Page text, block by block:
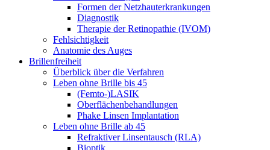
Formen der Netzhauterkrankungen
Diagnostik
Therapie der Retinopathie (IVOM)
Fehlsichtigkeit
Anatomie des Auges
Brillenfreiheit
Überblick über die Verfahren
Leben ohne Brille bis 45
(Femto-)LASIK
Oberflächenbehandlungen
Phake Linsen Implantation
Leben ohne Brille ab 45
Refraktiver Linsentausch (RLA)
Bioptik